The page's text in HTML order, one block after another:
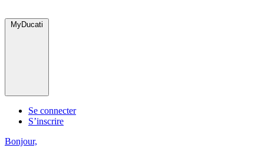
MyDucati
Se connecter
S’inscrire
Bonjour,